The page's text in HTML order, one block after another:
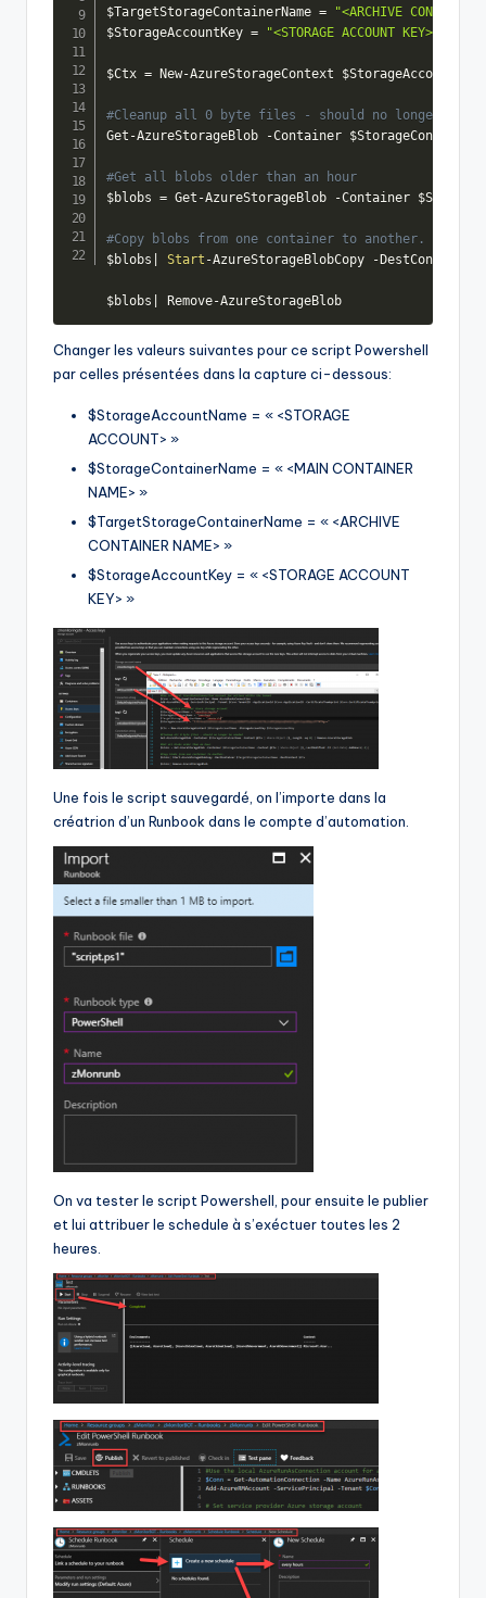
$TargetStorageContainerName =
"<ARCHIVE CONTAINER
$StorageAccountKey = "<STORAGE ACCOUNT KEY>"
$Ctx = New-AzureStorageContext $StorageAccountName
#Cleanup all 0 byte files - should no longer be
Get -AzureStorageBlob -Container
#Get all blobs older than an hour
$blobs = Get -AzureStorageBlob -Container
#Copy blobs from one container to another.
$blobs
Start -AzureStorageBlobCopy - DestContainer
$blobs Remove-AzureStorageBlob
Changer les valeurs suivantes pour ce script Powershell
par celles présentées dans la capture ci-dessous:
$StorageAccountName = « <STORAGE
ACCOUNT> »
$StorageContainerName = « <MAIN CONTAINER
NAME> »
$TargetStorageContainerName = « <ARCHIVE
CONTAINER NAME> »
$StorageAccountKey = « <STORAGE ACCOUNT
KEY> »
Une fois le script sauvegardé, on l’importe dans la
créatrion d’un Runbook dans le compte d’automation.
On va tester le script Powershell, pour ensuite le publier
et lui attribuer le schedule à s’exéctuer toutes les 2
heures.